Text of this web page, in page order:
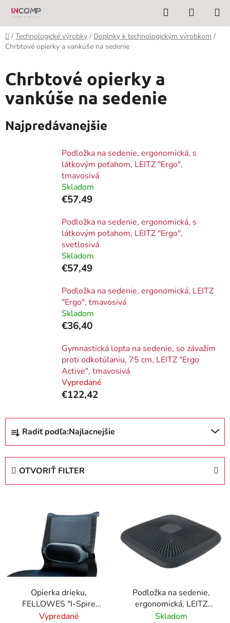
Prejsť
obsah
Hľadať
KOŠÍK
Domov
/ Technologické výrobky / Doplnky k technologickým výrobkom /
Chrbtové opierky a vankúše na sedenie
Chrbtové opierky a
vankúše na sedenie
Najpredávanejšie
Podložka na sedenie, ergonomická, s
látkovým poťahom, LEITZ "Ergo",
tmavosivá
Skladom
€57,49
Podložka na sedenie, ergonomická, s
látkovým poťahom, LEITZ "Ergo",
svetlosivá
Skladom
€57,49
Podložka na sedenie, ergonomická, LEITZ
"Ergo", tmavosivá
Skladom
€36,40
Gymnastická lopta na sedenie, so závažím
proti odkotúľaniu, 75 cm, LEITZ "Ergo
Active", tmavosivá
Vypredané
€122,42
R
d
u
Radiť podľa:Najlacnejšie
OTVORIŤ FILTER
r
Opierka drieku,
FELLOWES "I-Spire
Series™"
Vypredané
Podložka na sedenie,
ergonomická, LEITZ
"Ergo", tmavosivá
Skladom